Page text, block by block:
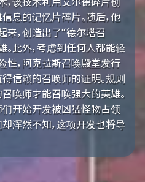
息的记忆片碎片。随后，他
，创造出了“德尔塔召
。此外，考虑到任何人都能轻
性，阿克拉斯召唤殿堂发行
信赖的召唤师的证明。规则
唤师才能召唤强大的英雄。
开始开发被凶猛怪物占领
浑然不知，这项开发也将导